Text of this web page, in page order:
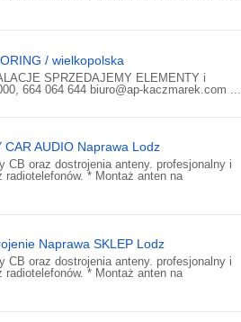
/ wielkopolska
SPRZEDAJEMY ELEMENTY i
664 064 644 biuro@ap-kaczmarek.com ...
CAR AUDIO Naprawa Lodz
CB oraz dostrojenia anteny. profesjonalny i
* Montaż anten na
Naprawa SKLEP Lodz
CB oraz dostrojenia anteny. profesjonalny i
* Montaż anten na